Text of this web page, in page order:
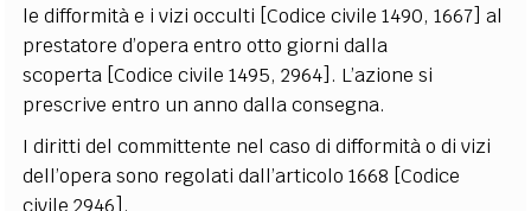
le difformità e i vizi occulti [Codice civile 1490, 1667] al
prestatore d’opera entro otto giorni dalla
scoperta [Codice civile 1495, 2964]. L’azione si
prescrive entro un anno dalla consegna.
I diritti del committente nel caso di difformità o di vizi
dell’opera sono regolati dall’articolo 1668 [Codice
civile 2946].